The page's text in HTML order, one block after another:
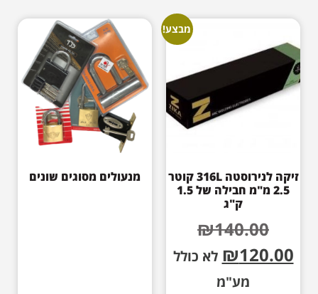
מבצע!
זיקה לנירוסטה 316L קוטר
2.5 מ"מ חבילה של 1.5
ק"ג
₪140.00
₪120.00
לא כולל
מע"מ
מנעולים מסוגים שונים